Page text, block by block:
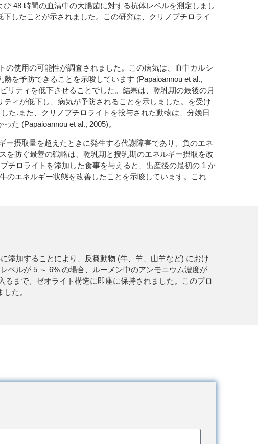
48 時間の血清中の大腸菌に対する抗体レベルを測定しまし
したことが示されました。この研究は、クリノプチロライ
の使用の可能性が調査されました。この病気は、血中カルシ
を予防できることを示唆しています (Papaioannou et al.,
リティを低下させることでした。結果は、乾乳期の最後の月
ィが低下し、病気が予防されることを示しました。を受け
た.また、クリノプチロライトを投与された動物は、分娩日
た (Papaioannou et al., 2005)。
摂取量を超えたときに発生する代謝障害であり、負のエネ
を防ぐ最善の戦略は、乾乳期と授乳期のエネルギー摂取を改
チロライトを添加した食事を与えると、出産後の最初の 1 か
のエネルギー状態を改善したことを示唆しています。これ
添加することにより、反芻動物 (牛、羊、山羊など) におけ
ベルが 5 ～ 6% の場合、ルーメン中のアンモニウム濃度が
まで、ゼオライト構造に即座に保持されました。このプロ
た。